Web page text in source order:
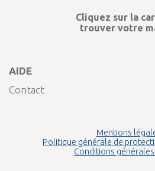
AIDE
Contact
Cliquez sur la
trouver votre
Mentions
Politique générale de
Conditions